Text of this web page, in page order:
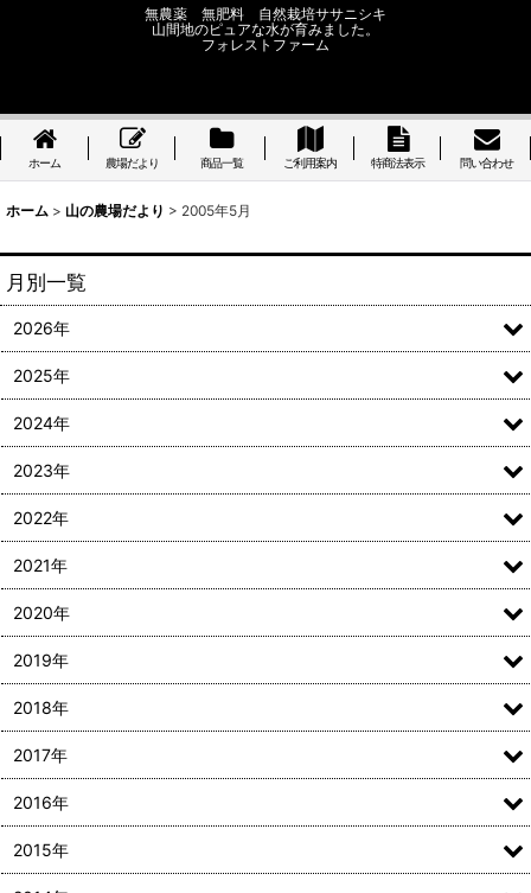
無農薬 無肥料 自然栽培ササニシキ
山間地のピュアな水が育みました。
フォレストファーム
ホーム 農場だより 商品一覧 ご利用案内 特商法表示 問い合わせ
ホーム > 山の農場だより > 2005年5月
月別一覧
2026年
2025年
2024年
2023年
2022年
2021年
2020年
2019年
2018年
2017年
2016年
2015年